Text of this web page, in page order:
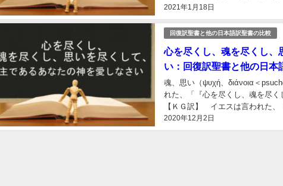
2021年1月18日
訳】 心を尽くし、思いを尽く...
回復訳聖書と他の日本語訳聖書の比較
心を尽くし、魂を尽くし、
い：回復訳聖書と他の日本
2020年12月2日
魂、思い（ψυχή、διάνοια＜
れた、「『心を尽くし、魂を尽く
【ＫＧ訳】 イエスは言われた、
たの神を愛せよ』。 【ＳＫ訳】